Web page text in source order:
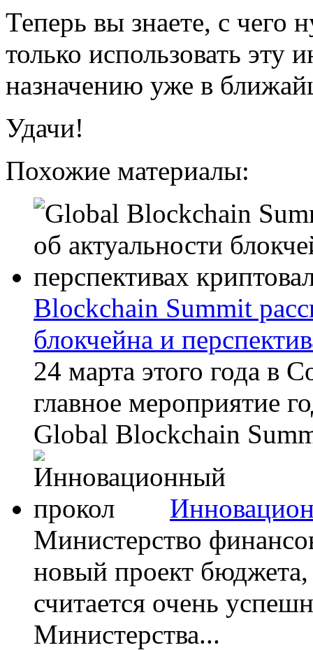
Теперь вы знаете, с чего
только использовать
назначению уже в
Удачи!
Похожие материалы:
Blockchain Summit
блокчейна и
24 марта этого года в
главное мероприятие
Global Blockchain
Министерство
новый проект
считается очень
Министерства...